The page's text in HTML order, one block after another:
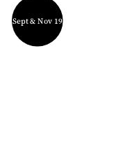
Sept & Nov 19